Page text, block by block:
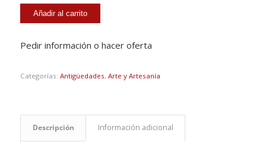
Añadir al carrito
Pedir información o hacer oferta
Categorías: Antigüedades, Arte y Artesanía
Descripción Información adicional